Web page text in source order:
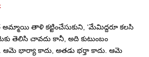
తాళి కట్టించేసుకుని, ‘మేమిద్దరూ కలసి
తెలిసి చావదు కానీ, అది కుటుంబం
ఆమె భార్యా కాదు, అతడు భర్తా కాదు. ఆమె